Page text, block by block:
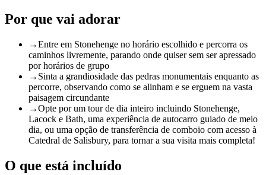
Por que vai adorar
→Entre em Stonehenge no horário escolhido e percorra os
caminhos livremente, parando onde quiser sem ser apressado
por horários de grupo
→ Sinta a grandiosidade das pedras monumentais enquanto as
percorre, observando como se alinham e se erguem na vasta
paisagem circundante
→Opte por um tour de dia inteiro incluindo Stonehenge,
Lacock e Bath, uma experiência de autocarro guiado de meio
dia, ou uma opção de transferência de comboio com acesso à
Catedral de Salisbury, para tornar a sua visita mais completa!
O que está incluído